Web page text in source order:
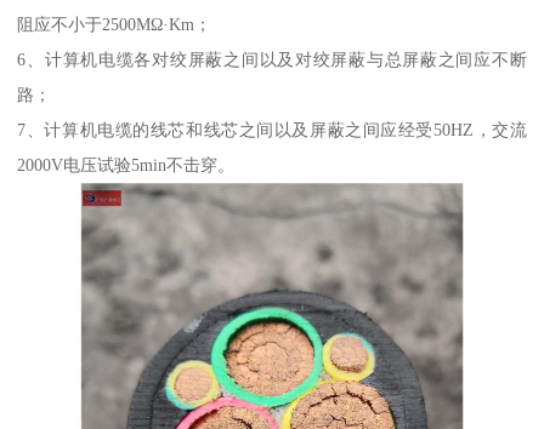
阻应不小于2500MΩ·Km；
6、计算机电缆各对绞屏蔽之间以及对绞屏蔽与总屏蔽之间应不断
路；
7、计算机电缆的线芯和线芯之间以及屏蔽之间应经受50HZ，交流
2000V电压试验5min不击穿。